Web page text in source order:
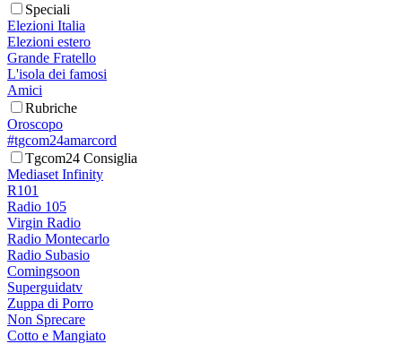
Speciali
Elezioni Italia
Elezioni estero
Grande Fratello
L'isola dei famosi
Amici
Rubriche
Oroscopo
#tgcom24amarcord
Tgcom24 Consiglia
Mediaset Infinity
R101
Radio 105
Virgin Radio
Radio Montecarlo
Radio Subasio
Comingsoon
Superguidatv
Zuppa di Porro
Non Sprecare
Cotto e Mangiato